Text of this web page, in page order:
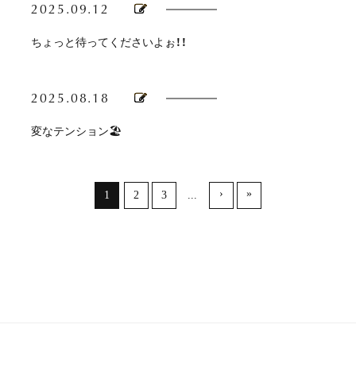
2025.09.12
ちょっと待ってくださいよぉ！！
2025.08.18
変なテンション🏖️
1 2 3 ... › »